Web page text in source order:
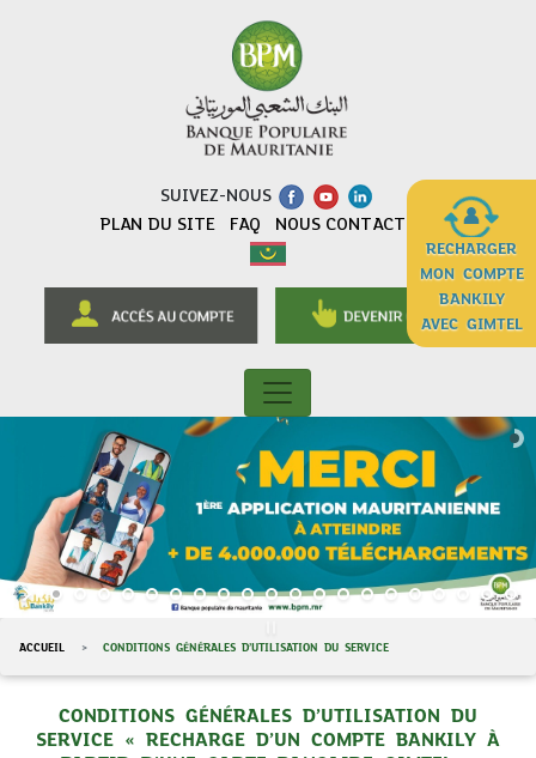
SUIVEZ-NOUS
PLAN DU SITE
FAQ NOUS CONTACTER
ACCUEIL CONDITIONS GÉNÉRALES D’UTILISATION DU SERVICE
CONDITIONS GÉNÉRALES D’UTILISATION DU
SERVICE « RECHARGE D’UN COMPTE BANKILY À
RECHARGER
MON COMPTE
BANKILY
AVEC GIMTEL